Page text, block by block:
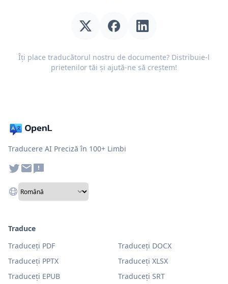
Îți place traducătorul nostru de documente? Distribuie-l
prietenilor tăi și ajută-ne să creștem!
Traducere AI Preciză în 100+ Limbi
Traduce
Traduceți PDF
Traduceți DOCX
Traduceți PPTX
Traduceți XLSX
Traduceți EPUB
Traduceți SRT